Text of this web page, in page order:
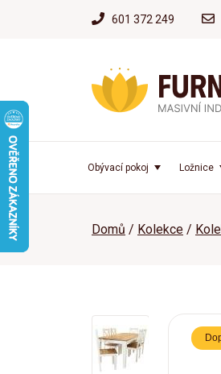
601 372 249
Obývací pokoj Ložnice
Domů Kolekce